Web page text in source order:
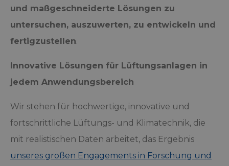
und maßgeschneiderte Lösungen zu
untersuchen, auszuwerten, zu entwickeln und
fertigzustellen.
Innovative Lösungen für Lüftungsanlagen in
jedem Anwendungsbereich
Wir stehen für hochwertige, innovative und
fortschrittliche Lüftungs- und Klimatechnik, die
mit realistischen Daten arbeitet, das Ergebnis
unseres großen Engagements in Forschung und